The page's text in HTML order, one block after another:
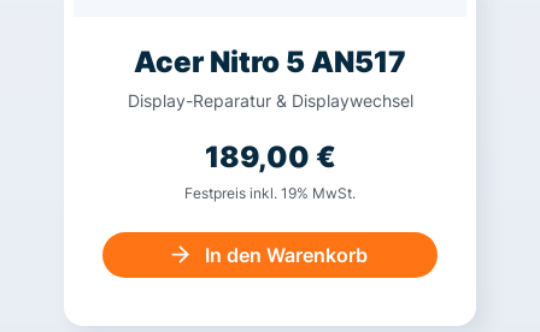
Acer Nitro 5 AN517
Display-Reparatur & Displaywechsel
189,00 €
Festpreis inkl. 19% MwSt.
In den Warenkorb